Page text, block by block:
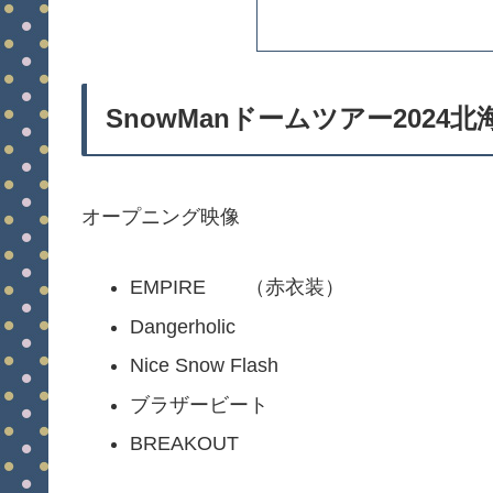
SnowManドームツアー2024北
オープニング映像
EMPIRE （赤衣装）
Dangerholic
Nice Snow Flash
ブラザービート
BREAKOUT